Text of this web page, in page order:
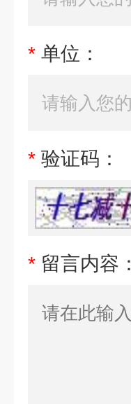
* 单位：
* 验证码：
* 留言内容：